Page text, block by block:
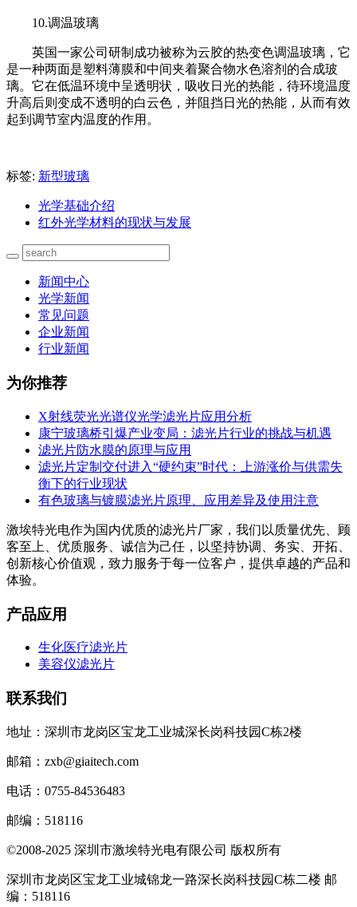
10.调温玻璃
英国一家公司研制成功被称为云胶的热变色调温玻璃，它
是一种两面是塑料薄膜和中间夹着聚合物水色溶剂的合成玻
璃。它在低温环境中呈透明状，吸收日光的热能，待环境温度
升高后则变成不透明的白云色，并阻挡日光的热能，从而有效
起到调节室内温度的作用。
标签: 新型玻璃
光学基础介绍
红外光学材料的现状与发展
新闻中心
光学新闻
常见问题
企业新闻
行业新闻
为你推荐
X射线荧光光谱仪光学滤光片应用分析
康宁玻璃桥引爆产业变局：滤光片行业的挑战与机遇
滤光片防水膜的原理与应用
滤光片定制交付进入“硬约束”时代：上游涨价与供需失
衡下的行业现状
有色玻璃与镀膜滤光片原理、应用差异及使用注意
激埃特光电作为国内优质的滤光片厂家，我们以质量优先、顾
客至上、优质服务、诚信为己任，以坚持协调、务实、开拓、
创新核心价值观，致力服务于每一位客户，提供卓越的产品和
体验。
产品应用
生化医疗滤光片
美容仪滤光片
联系我们
地址：深圳市龙岗区宝龙工业城深长岗科技园C栋2楼
邮箱：zxb@giaitech.com
电话：0755-84536483
邮编：518116
©2008-2025 深圳市激埃特光电有限公司 版权所有
深圳市龙岗区宝龙工业城锦龙一路深长岗科技园C栋二楼 邮
编：518116